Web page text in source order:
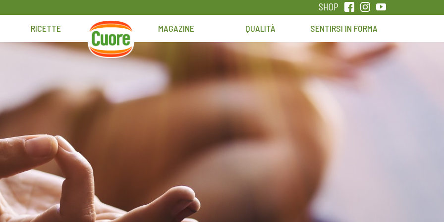
SHOP
RICETTE HOME MAGAZINE QUALITÀ SENTIRSI IN FORMA